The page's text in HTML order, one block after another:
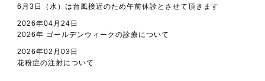
6月3日（水）は台風接近のため午前休診とさせて頂きます
2026年04月24日
2026年 ゴールデンウィークの診療について
2026年02月03日
花粉症の注射について